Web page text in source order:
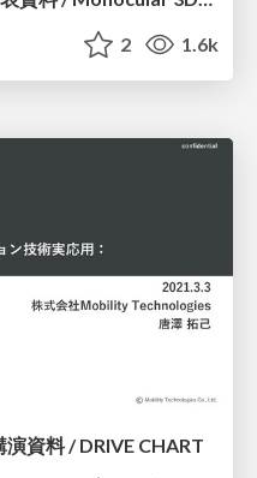
2 1.6k
資料 / DRIVE CHART